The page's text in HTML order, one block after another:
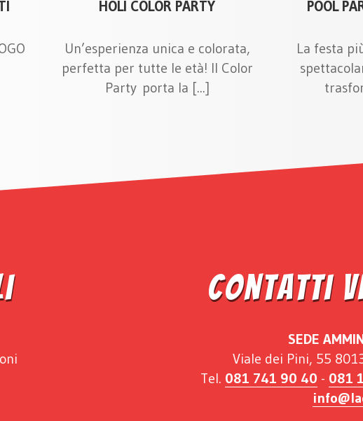
HOLI COLOR PARTY
Un’esperienza unica e colorata,
perfetta per tutte le età! Il Color
Party porta la [...]
POOL
La festa
Contatti
SEDE
Viale dei Pini, 55
Tel. 081 741 90 40 - 081